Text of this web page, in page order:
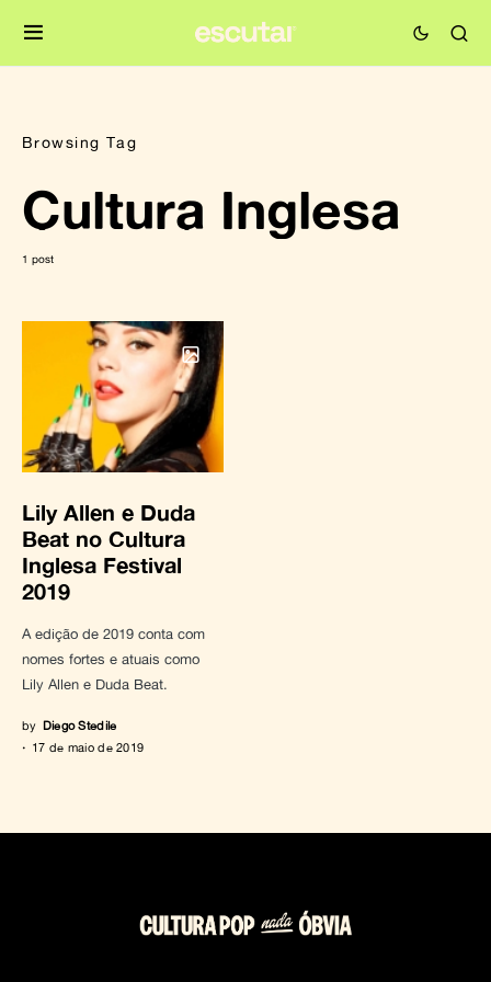
Browsing Tag
Cultura Inglesa
1 post
Lily Allen e Duda
Beat no Cultura
Inglesa Festival
2019
A edição de 2019 conta com
nomes fortes e atuais como
Lily Allen e Duda Beat.
by Diego Stedile
17 de maio de 2019